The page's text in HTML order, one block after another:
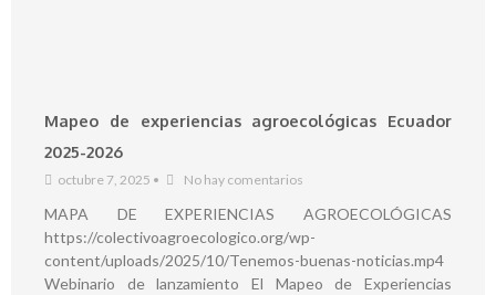
Mapeo de experiencias agroecológicas Ecuador
2025-2026
octubre 7, 2025 • No hay comentarios
MAPA DE EXPERIENCIAS AGROECOLÓGICAS
https://colectivoagroecologico.org/wp-
content/uploads/2025/10/Tenemos-buenas-noticias.mp4
Webinario de lanzamiento El Mapeo de Experiencias